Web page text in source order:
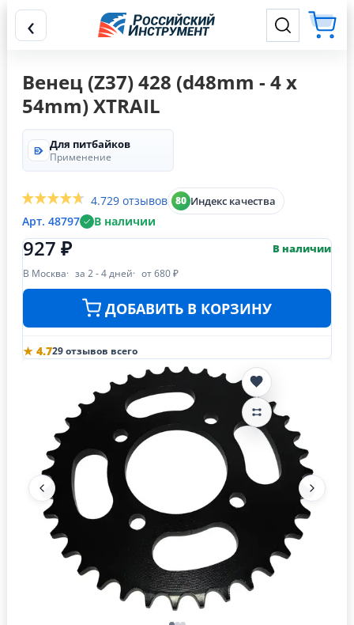
‹
Венец (Z37) 428 (d48mm - 4 x
54mm) XTRAIL
Для питбайков
Применение
4.729 отзывов 80 Индекс качества
Арт. 48797 В наличии
927 ₽ В наличии
В Москва за 2 - 4 дней от 680 ₽
ДОБАВИТЬ В КОРЗИНУ
★ 4.729 отзывов всего